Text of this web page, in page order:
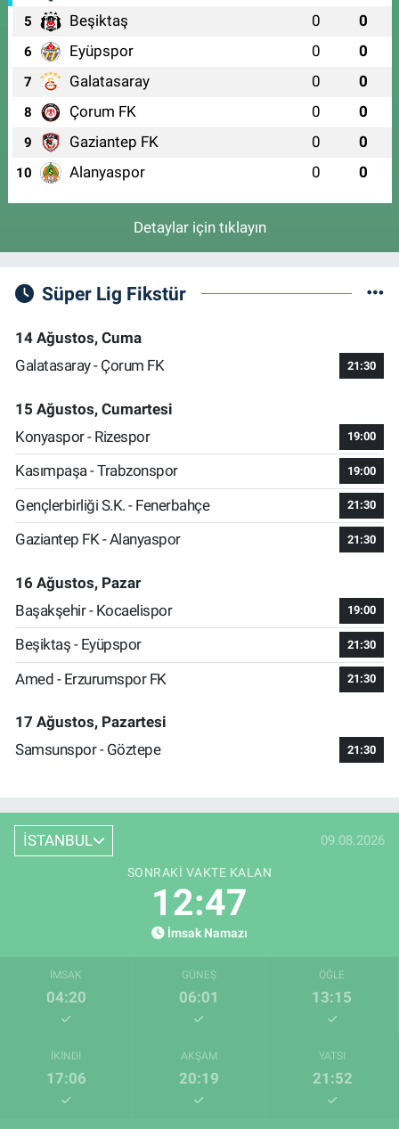
5 Beşiktaş 0 0
6 Eyüpspor 0 0
7 Galatasaray 0 0
8 Çorum FK 0 0
9 Gaziantep FK 0 0
10 Alanyaspor 0 0
Detaylar için tıklayın
Süper Lig Fikstür
14 Ağustos, Cuma
Galatasaray - Çorum FK
21:30
15 Ağustos, Cumartesi
Konyaspor - Rizespor
19:00
Kasımpaşa - Trabzonspor 19:00
Gençlerbirliği S.K. - Fenerbahçe 21:30
Gaziantep FK - Alanyaspor 21:30
16 Ağustos, Pazar
Başakşehir - Kocaelispor
19:00
Beşiktaş - Eyüpspor 21:30
Amed - Erzurumspor FK 21:30
17 Ağustos, Pazartesi
Samsunspor - Göztepe
21:30
İSTANBUL 09.08.2026
SONRAKI VAKTE KALAN
12:46
İmsak Namazı
İMSAK
04:20
GÜNEŞ
06:01
ÖĞLE
13:15
İKINDI
17:06
AKŞAM
20:19
YATSI
21:52